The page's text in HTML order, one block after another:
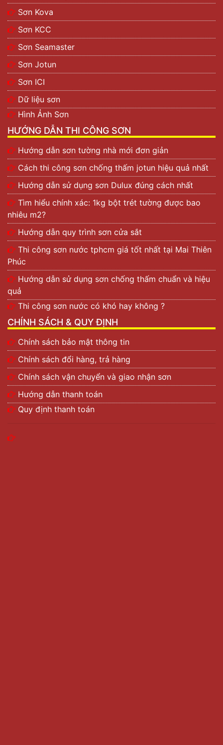
Sơn Kova
Sơn KCC
Sơn Seamaster
Sơn Jotun
Sơn ICI
Dữ liệu sơn
Hình Ảnh Sơn
HƯỚNG DẪN THI CÔNG SƠN
Hướng dẫn sơn tường nhà mới đơn giản
Cách thi công sơn chống thấm jotun hiệu quả nhất
Hướng dẫn sử dụng sơn Dulux đúng cách nhất
Tìm hiểu chính xác: 1kg bột trét tường được bao
nhiêu m2?
Hướng dẫn quy trình sơn cửa sắt
Thi công sơn nước tphcm giá tốt nhất tại Mai Thiên
Phúc
Hướng dẫn sử dụng sơn chống thấm chuẩn và hiệu
quả
Thi công sơn nước có khó hay không ?
CHÍNH SÁCH & QUY ĐỊNH
Chính sách bảo mật thông tin
Chính sách đổi hàng, trả hàng
Chính sách vận chuyển và giao nhận sơn
Hướng dẫn thanh toán
Quy định thanh toán